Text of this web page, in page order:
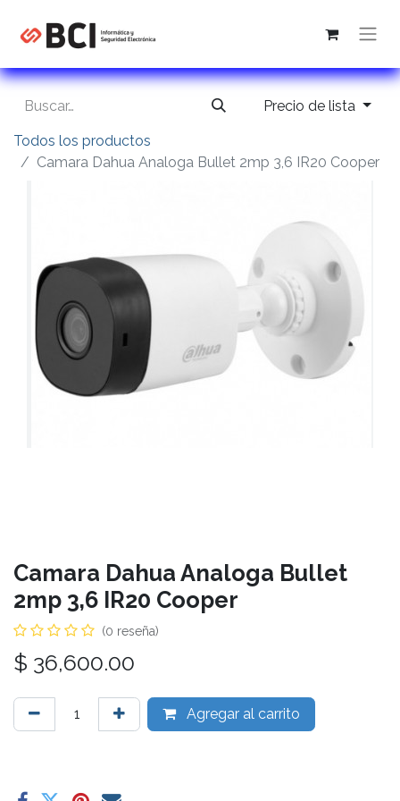
Precio de lista
Todos los productos
Camara Dahua Analoga Bullet 2mp 3,6 IR20 Cooper
Camara Dahua Analoga Bullet
2mp 3,6 IR20 Cooper
(0 reseña)
$ 36,600.00
Agregar al carrito